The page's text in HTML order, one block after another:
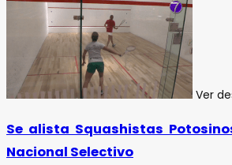
Ver
Se alista Squashistas
Nacional Selectivo